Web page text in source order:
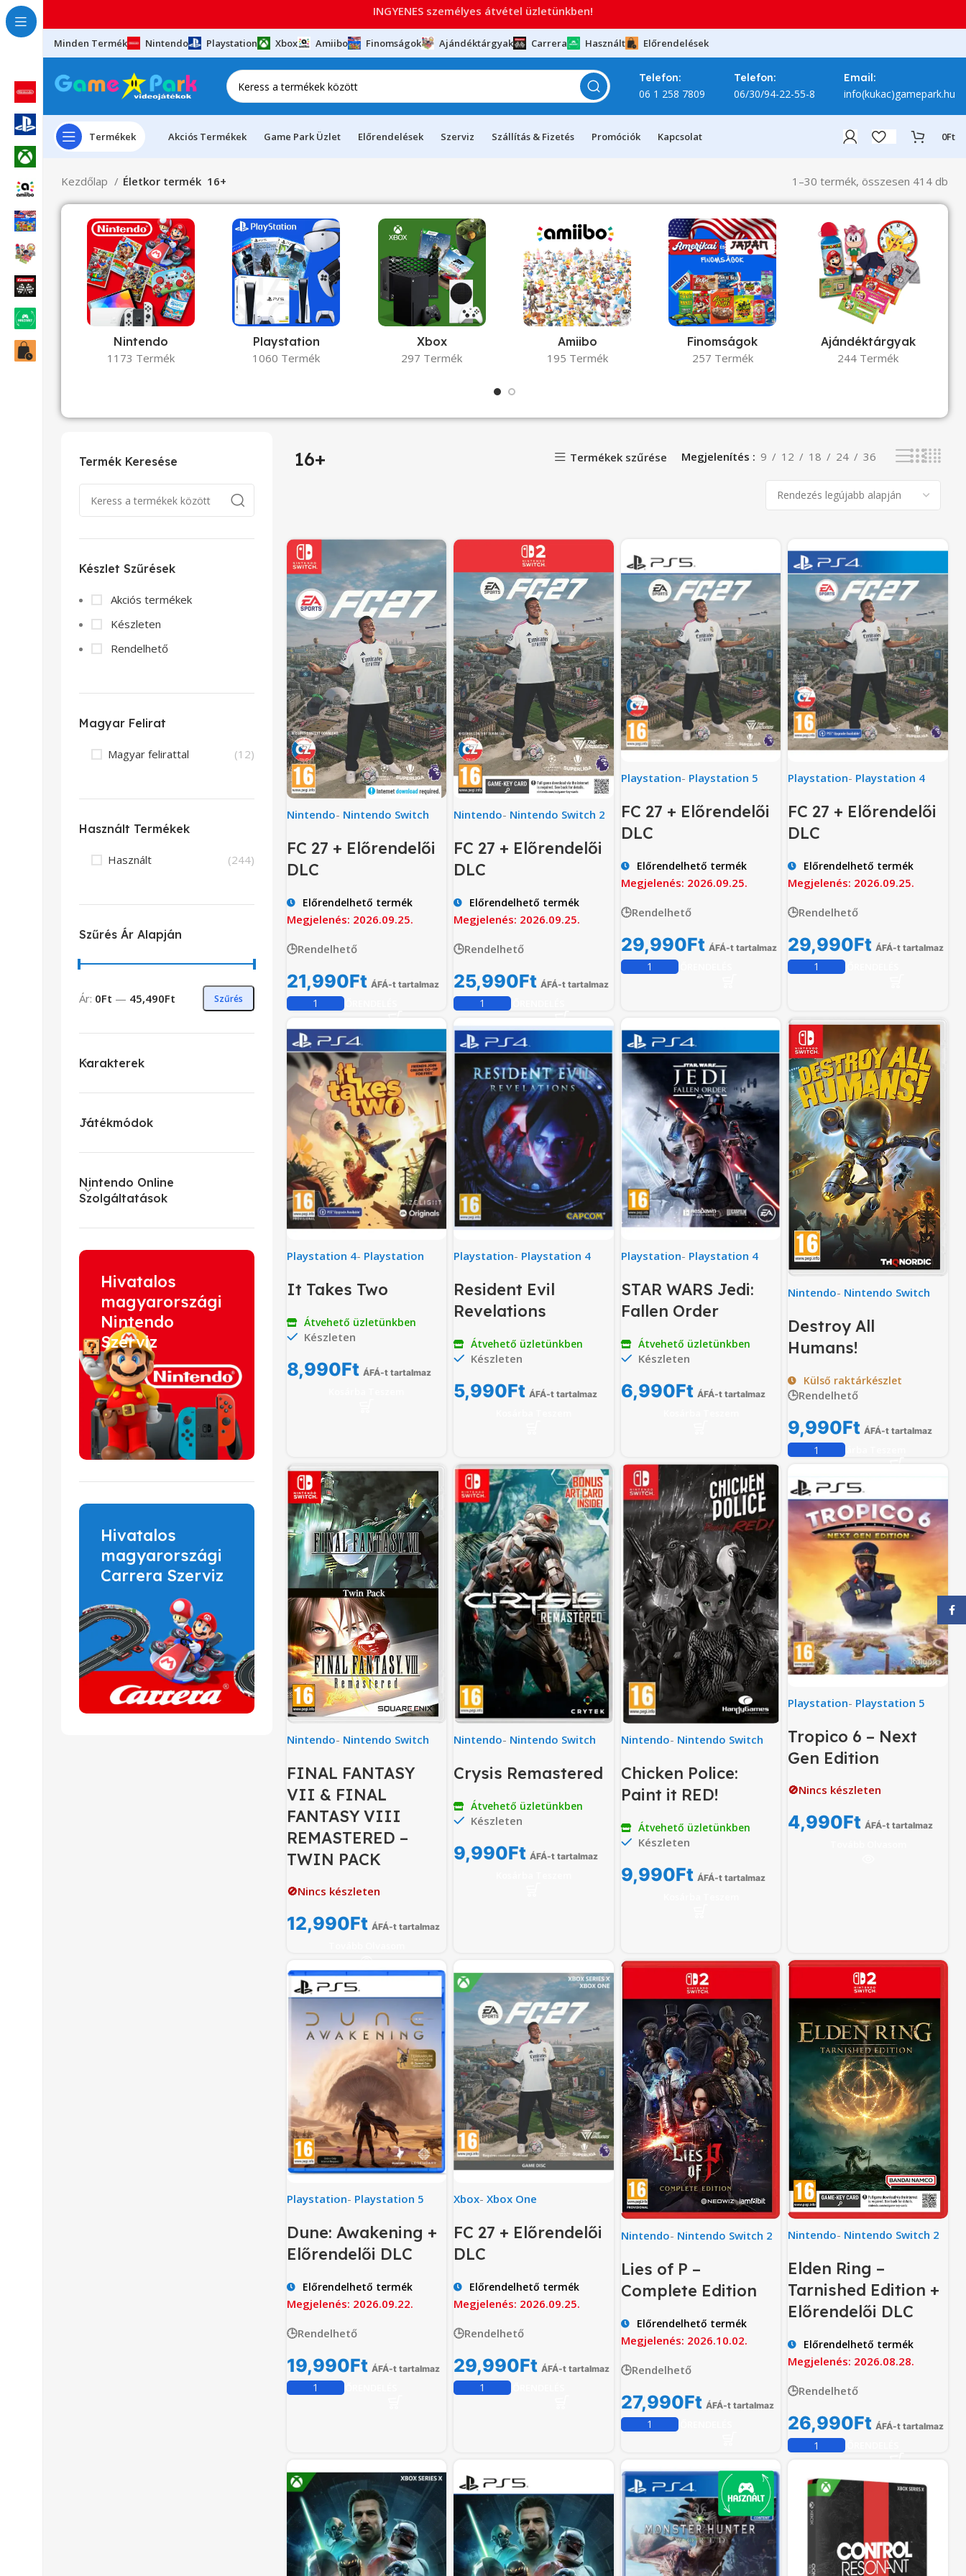
Minden Termék Nintendo Playstation Xbox Amiibo Finomságok Ajándéktárgyak Carrera Használt Előrendelések
Telefon:
06 1 258 7809
Telefon:
06/30/94-22-55-8
Email:
info(kukac)gamepark.hu
Termékek Akciós Termékek Game Park Üzlet Előrendelések Szerviz Szállítás & Fizetés Promóciók Kapcsolat 0Ft
Kezdőlap Életkor termék 16+ 1–30 termék, összesen 414 db
Nintendo
1173 Termék
Playstation
1060 Termék
Xbox
297 Termék
Amiibo
195 Termék
Finomságok
257 Termék
Ajándéktárgyak
244 Termék
Termék Keresése
Készlet Szűrések
Akciós termékek
Készleten
Rendelhető
Magyar Felirat
Magyar felirattal (12)
Használt Termékek
Használt (244)
Szűrés Ár Alapján
Szűrés
Ár: 0Ft — 45,490Ft
Karakterek
Játékmódok
Nintendo Online
Szolgáltatások
Hivatalos
magyarországi
Nintendo
Szerviz
Hivatalos
magyarországi
Carrera Szerviz
16+ Termékek szűrése Megjelenítés 9 12 18 24 36
Nintendo- Nintendo Switch
FC 27 + Előrendelői
DLC
Előrendelhető termék
Megjelenés: 2026.09.25.
🕒Rendelhető
21,990Ft ÁFÁ-t tartalmaz
ELŐRENDELÉS
Nintendo- Nintendo Switch 2
FC 27 + Előrendelői
DLC
Előrendelhető termék
Megjelenés: 2026.09.25.
🕒Rendelhető
25,990Ft ÁFÁ-t tartalmaz
ELŐRENDELÉS
Playstation- Playstation 5
FC 27 + Előrendelői
DLC
Előrendelhető termék
Megjelenés: 2026.09.25.
🕒Rendelhető
29,990Ft ÁFÁ-t tartalmaz
ELŐRENDELÉS
Playstation- Playstation 4
FC 27 + Előrendelői
DLC
Előrendelhető termék
Megjelenés: 2026.09.25.
🕒Rendelhető
29,990Ft ÁFÁ-t tartalmaz
ELŐRENDELÉS
Playstation 4- Playstation
It Takes Two
Átvehető üzletünkben
Készleten
8,990Ft ÁFÁ-t tartalmaz
Playstation- Playstation 4
Resident Evil
Revelations
Átvehető üzletünkben
Készleten
5,990Ft ÁFÁ-t tartalmaz
Playstation- Playstation 4
STAR WARS Jedi:
Fallen Order
Átvehető üzletünkben
Készleten
6,990Ft ÁFÁ-t tartalmaz
Nintendo- Nintendo Switch
Destroy All
Humans!
Külső raktárkészlet
🕒Rendelhető
9,990Ft ÁFÁ-t tartalmaz
Nintendo- Nintendo Switch
FINAL FANTASY
VII & FINAL
FANTASY VIII
REMASTERED –
TWIN PACK
🚫Nincs készleten
12,990Ft ÁFÁ-t tartalmaz
Nintendo- Nintendo Switch
Crysis Remastered
Átvehető üzletünkben
Készleten
9,990Ft ÁFÁ-t tartalmaz
Nintendo- Nintendo Switch
Chicken Police:
Paint it RED!
Átvehető üzletünkben
Készleten
9,990Ft ÁFÁ-t tartalmaz
Playstation- Playstation 5
Tropico 6 – Next
Gen Edition
🚫Nincs készleten
4,990Ft ÁFÁ-t tartalmaz
Playstation- Playstation 5
Dune: Awakening +
Előrendelői DLC
Előrendelhető termék
Megjelenés: 2026.09.22.
🕒Rendelhető
19,990Ft ÁFÁ-t tartalmaz
ELŐRENDELÉS
Xbox- Xbox One
FC 27 + Előrendelői
DLC
Előrendelhető termék
Megjelenés: 2026.09.25.
🕒Rendelhető
29,990Ft ÁFÁ-t tartalmaz
ELŐRENDELÉS
Nintendo- Nintendo Switch 2
Lies of P –
Complete Edition
Előrendelhető termék
Megjelenés: 2026.10.02.
🕒Rendelhető
27,990Ft ÁFÁ-t tartalmaz
ELŐRENDELÉS
Nintendo- Nintendo Switch 2
Elden Ring –
Tarnished Edition +
Előrendelői DLC
Előrendelhető termék
Megjelenés: 2026.08.28.
🕒Rendelhető
26,990Ft ÁFÁ-t tartalmaz
INGYENES személyes átvétel üzletünkben!